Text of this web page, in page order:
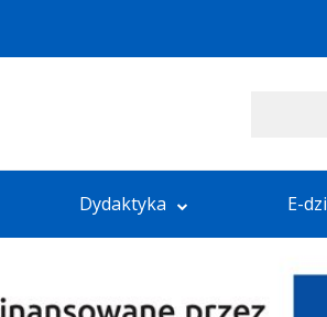
Dydaktyka E-